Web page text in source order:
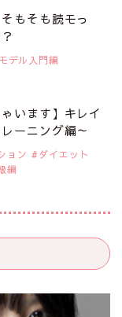
もそも読モっ
モデル入門編
います】キレイ
ーニング編～
ョン
ダイエット
編